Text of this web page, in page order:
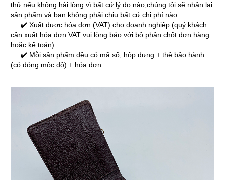
thử nếu không hài lòng vì bất cứ lý do nào,chúng tôi sẽ nhận lại
sản phẩm và bạn không phải chịu bất cứ chi phí nào.
✔️ Xuất được hóa đơn (VAT) cho doanh nghiệp (quý khách
cần xuất hóa đơn VAT vui lòng báo với bộ phận chốt đơn hàng
hoặc kế toán).
✔️ Mỗi sản phẩm đều có mã số, hộp đựng + thẻ bảo hành
(có đóng mộc đỏ) + hóa đơn.